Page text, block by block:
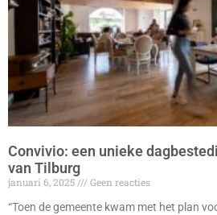
Convivio: een unieke
van Tilburg
januari 6, 2025
Geen reacties
“Toen de gemeente kwam met het plan